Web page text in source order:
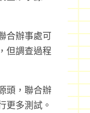
合辦事處可
但調查過程
頭，聯合辦
更多測試。